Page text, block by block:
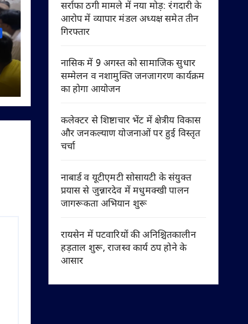
सर्राफा ठगी मामले में नया मोड़: रंगदारी के
आरोप में व्यापार मंडल अध्यक्ष समेत तीन
गिरफ्तार
नासिक में 9 अगस्त को सामाजिक सुधार
सम्मेलन व नशामुक्ति जनजागरण कार्यक्रम
का होगा आयोजन
कलेक्टर से शिष्टाचार भेंट में क्षेत्रीय विकास
और जनकल्याण योजनाओं पर हुई विस्तृत
चर्चा
नाबार्ड व यूटीएमटी सोसायटी के संयुक्त
प्रयास से जुन्नारदेव में मधुमक्खी पालन
जागरूकता अभियान शुरू
रायसेन में पटवारियों की अनिश्चितकालीन
हड़ताल शुरू, राजस्व कार्य ठप होने के
आसार